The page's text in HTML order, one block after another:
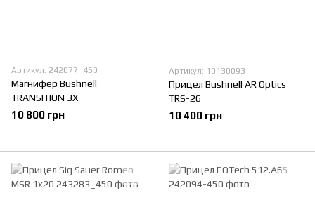
Артикул: 242077_450
Магнифер Bushnell
TRANSITION 3X
10 800 грн
Артикул: 10130093
Прицел Bushnell AR Optics
TRS-26
10 400 грн